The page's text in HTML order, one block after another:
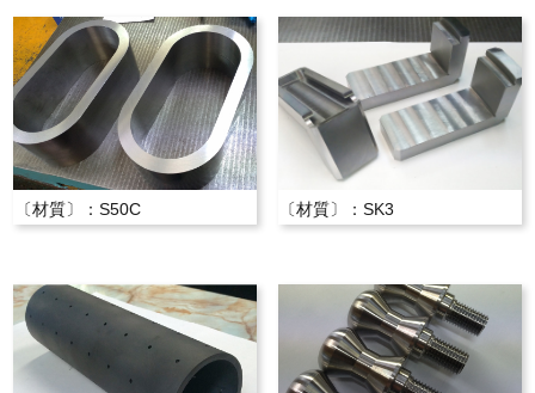
〔材質〕：S50C 〔材質〕：SK3